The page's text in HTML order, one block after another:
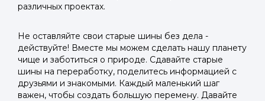
различных проектах.
Не оставляйте свои старые шины без дела -
действуйте! Вместе мы можем сделать нашу планету
чище и заботиться о природе. Сдавайте старые
шины на переработку, поделитесь информацией с
друзьями и знакомыми. Каждый маленький шаг
важен, чтобы создать большую перемену. Давайте